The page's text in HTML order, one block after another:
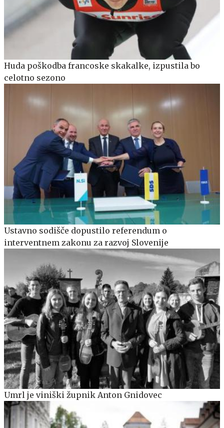
Huda poškodba francoske skakalke, izpustila bo
celotno sezono
Ustavno sodišče dopustilo referendum o
interventnem zakonu za razvoj Slovenije
Umrl je viniški župnik Anton Gnidovec